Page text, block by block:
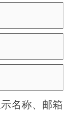
名称、邮箱